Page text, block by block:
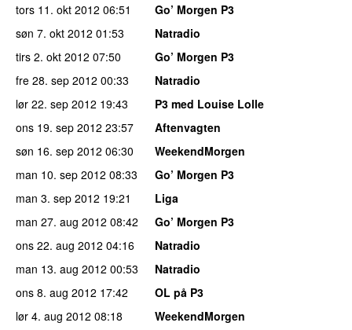
tors 11. okt 2012 06:51
Go’ Morgen P3
søn 7. okt 2012 01:53
Natradio
tirs 2. okt 2012 07:50
Go’ Morgen P3
fre 28. sep 2012 00:33
Natradio
lør 22. sep 2012 19:43
P3 med Louise Lolle
ons 19. sep 2012 23:57
Aftenvagten
søn 16. sep 2012 06:30
WeekendMorgen
man 10. sep 2012 08:33
Go’ Morgen P3
man 3. sep 2012 19:21
Liga
man 27. aug 2012 08:42
Go’ Morgen P3
ons 22. aug 2012 04:16
Natradio
man 13. aug 2012 00:53
Natradio
ons 8. aug 2012 17:42
OL på P3
lør 4. aug 2012 08:18
WeekendMorgen